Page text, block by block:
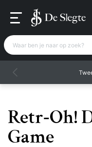
Waar ben je naar op
Retr-Oh!
Game